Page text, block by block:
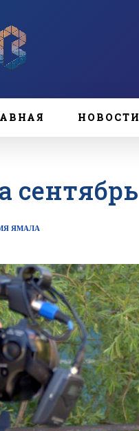
НОВОСТИ
сентябрь
ЯМАЛА